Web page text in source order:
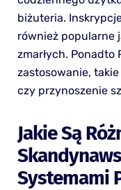
biżuteria.
również popularne
zmarłych. Ponadto
zastosowanie,
czy przynoszenie
Jakie Są
Systemami